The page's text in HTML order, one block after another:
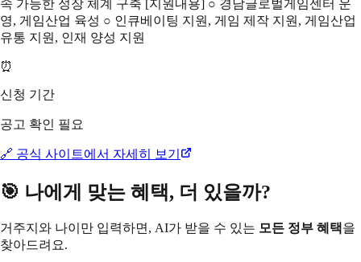
속 가능한 성장 체계 구축 [지원내용] ○ 경남글로벌게임센터 운
영, 게임산업 육성 ○ 인큐베이팅 지원, 게임 제작 지원, 게임산업
유통 지원, 인재 양성 지원
⏰
신청 기간
공고 확인 필요
🔗 공식 사이트에서 자세히 보기
🎯 나에게 맞는 혜택, 더 있을까?
거주지와 나이만 입력하면, AI가 받을 수 있는 모든 정부 혜택을
찾아드려요.